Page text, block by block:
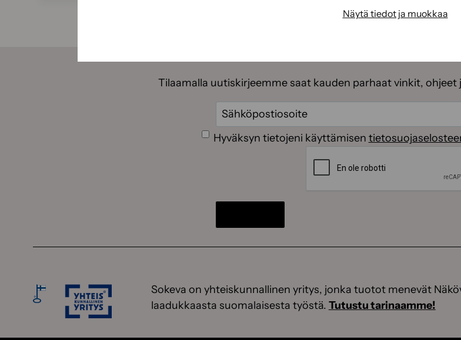
Näytä tiedot ja muokkaa
Tilaamalla uutiskirjeemme saat kauden parhaat vinkit,
Sähköposti
(Pakollinen)
Suostumus
(Pakollinen)
Hyväksyn tietojeni käyttämisen
Sokeva on yhteiskunnallinen yritys, jonka tuotot menevät
laadukkaasta suomalaisesta työstä. Tutustu tarinaamme!